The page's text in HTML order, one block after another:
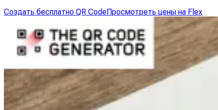
Создать бесплатно QR CodeПросмотреть цены на Flex